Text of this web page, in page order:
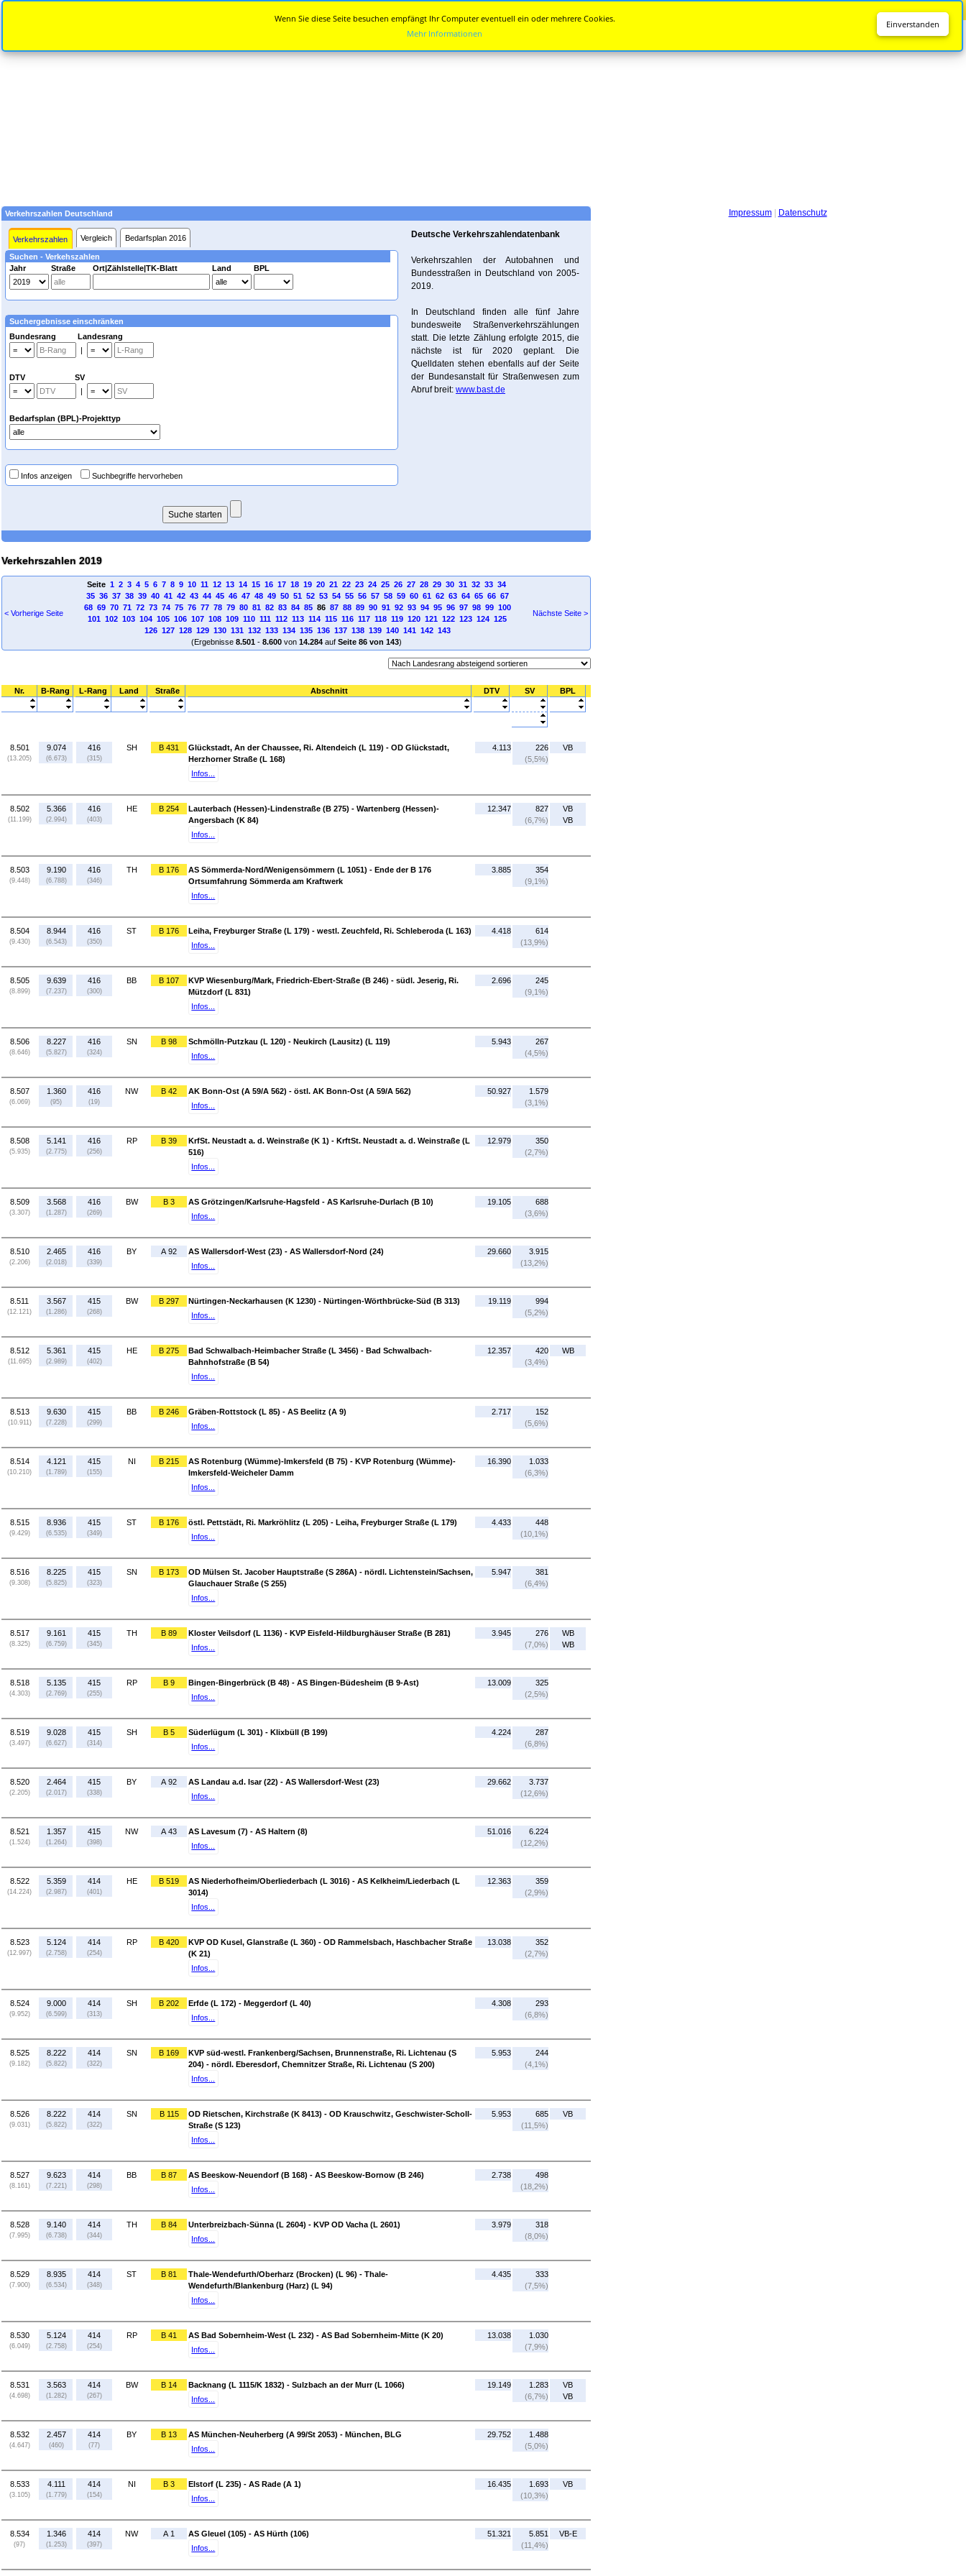
Verkehrszahlen Deutschland
Verkehrszahlen Vergleich Bedarfsplan 2016
Suchen - Verkehszahlen
Jahr
Straße Ort|Zählstelle|TK-Blatt Land BPL
Suchergebnisse einschränken
Bundesrang Landesrang
|
DTV SV
|
Bedarfsplan (BPL)-Projekttyp
Infos anzeigen Suchbegriffe hervorheben
Deutsche Verkehrszahlendatenbank
Verkehrszahlen der Autobahnen und
Bundesstraßen in Deutschland von 2005-
2019.
In Deutschland finden alle fünf Jahre
bundesweite Straßenverkehrszählungen
statt. Die letzte Zählung erfolgte 2015, die
nächste ist für 2020 geplant. Die
Quelldaten stehen ebenfalls auf der Seite
der Bundesanstalt für Straßenwesen zum
Abruf breit: www.bast.de
Verkehrszahlen 2019
< Vorherige Seite
Seite 1 2 3 4 5 6 7 8 9 10 11 12 13 14 15 16 17 18 19 20 21 22 23 24 25 26 27 28 29 30 31 32 33 34
35 36 37 38 39 40 41 42 43 44 45 46 47 48 49 50 51 52 53 54 55 56 57 58 59 60 61 62 63 64 65 66 67
68 69 70 71 72 73 74 75 76 77 78 79 80 81 82 83 84 8586 87 88 89 90 91 92 93 94 95 96 97 98 99 100
101 102 103 104 105 106 107 108 109 110 111 112 113 114 115 116 117 118 119 120 121 122 123 124 125
126 127 128 129 130 131 132 133 134 135 136 137 138 139 140 141 142 143
(Ergebnisse 8.501- 8.600von 14.284auf Seite 86 von 143)
Nächste Seite >
Nr. B-Rang L-Rang Land Straße Abschnitt DTV SV BPL
8.501
(13.205)
9.074
(6.673)
416
(315)
SH B 431
Glückstadt, An der Chaussee, Ri. Altendeich (L 119) - OD Glückstadt,
Herzhorner Straße (L 168)
Infos...
4.113
226
(5,5%)
VB
8.502
(11.199)
5.366
(2.994)
416
(403)
HE B 254
Lauterbach (Hessen)-Lindenstraße (B 275) - Wartenberg (Hessen)-
Angersbach (K 84)
Infos...
12.347
827
(6,7%)
VB
VB
8.503
(9.448)
9.190
(6.788)
416
(346)
TH B 176
AS Sömmerda-Nord/Wenigensömmern (L 1051) - Ende der B 176
Ortsumfahrung Sömmerda am Kraftwerk
Infos...
3.885
354
(9,1%)
8.504
(9.430)
8.944
(6.543)
416
(350)
ST B 176
Leiha, Freyburger Straße (L 179) - westl. Zeuchfeld, Ri. Schleberoda (L 163)
Infos...
4.418
614
(13,9%)
8.505
(8.899)
9.639
(7.237)
416
(300)
BB B 107
KVP Wiesenburg/Mark, Friedrich-Ebert-Straße (B 246) - südl. Jeserig, Ri.
Mützdorf (L 831)
Infos...
2.696
245
(9,1%)
8.506
(8.646)
8.227
(5.827)
416
(324)
SN B 98
Schmölln-Putzkau (L 120) - Neukirch (Lausitz) (L 119)
Infos...
5.943
267
(4,5%)
8.507
(6.069)
1.360
(95)
416
(19)
NW B 42
AK Bonn-Ost (A 59/A 562) - östl. AK Bonn-Ost (A 59/A 562)
Infos...
50.927
1.579
(3,1%)
8.508
(5.935)
5.141
(2.775)
416
(256)
RP B 39
KrfSt. Neustadt a. d. Weinstraße (K 1) - KrftSt. Neustadt a. d. Weinstraße (L
516)
Infos...
12.979
350
(2,7%)
8.509
(3.307)
3.568
(1.287)
416
(269)
BW B 3
AS Grötzingen/Karlsruhe-Hagsfeld - AS Karlsruhe-Durlach (B 10)
Infos...
19.105
688
(3,6%)
8.510
(2.206)
2.465
(2.018)
416
(339)
BY A 92
AS Wallersdorf-West (23) - AS Wallersdorf-Nord (24)
Infos...
29.660
3.915
(13,2%)
8.511
(12.121)
3.567
(1.286)
415
(268)
BW B 297
Nürtingen-Neckarhausen (K 1230) - Nürtingen-Wörthbrücke-Süd (B 313)
Infos...
19.119
994
(5,2%)
8.512
(11.695)
5.361
(2.989)
415
(402)
HE B 275
Bad Schwalbach-Heimbacher Straße (L 3456) - Bad Schwalbach-
Bahnhofstraße (B 54)
Infos...
12.357
420
(3,4%)
WB
8.513
(10.911)
9.630
(7.228)
415
(299)
BB B 246
Gräben-Rottstock (L 85) - AS Beelitz (A 9)
Infos...
2.717
152
(5,6%)
8.514
(10.210)
4.121
(1.789)
415
(155)
NI B 215
AS Rotenburg (Wümme)-Imkersfeld (B 75) - KVP Rotenburg (Wümme)-
Imkersfeld-Weicheler Damm
Infos...
16.390
1.033
(6,3%)
8.515
(9.429)
8.936
(6.535)
415
(349)
ST B 176
östl. Pettstädt, Ri. Markröhlitz (L 205) - Leiha, Freyburger Straße (L 179)
Infos...
4.433
448
(10,1%)
8.516
(9.308)
8.225
(5.825)
415
(323)
SN B 173
OD Mülsen St. Jacober Hauptstraße (S 286A) - nördl. Lichtenstein/Sachsen,
Glauchauer Straße (S 255)
Infos...
5.947
381
(6,4%)
8.517
(8.325)
9.161
(6.759)
415
(345)
TH B 89
Kloster Veilsdorf (L 1136) - KVP Eisfeld-Hildburghäuser Straße (B 281)
Infos...
3.945
276
(7,0%)
WB
WB
8.518
(4.303)
5.135
(2.769)
415
(255)
RP B 9
Bingen-Bingerbrück (B 48) - AS Bingen-Büdesheim (B 9-Ast)
Infos...
13.009
325
(2,5%)
8.519
(3.497)
9.028
(6.627)
415
(314)
SH B 5
Süderlügum (L 301) - Klixbüll (B 199)
Infos...
4.224
287
(6,8%)
8.520
(2.205)
2.464
(2.017)
415
(338)
BY A 92
AS Landau a.d. Isar (22) - AS Wallersdorf-West (23)
Infos...
29.662
3.737
(12,6%)
8.521
(1.524)
1.357
(1.264)
415
(398)
NW A 43
AS Lavesum (7) - AS Haltern (8)
Infos...
51.016
6.224
(12,2%)
8.522
(14.224)
5.359
(2.987)
414
(401)
HE B 519
AS Niederhofheim/Oberliederbach (L 3016) - AS Kelkheim/Liederbach (L
3014)
Infos...
12.363
359
(2,9%)
8.523
(12.997)
5.124
(2.758)
414
(254)
RP B 420
KVP OD Kusel, Glanstraße (L 360) - OD Rammelsbach, Haschbacher Straße
(K 21)
Infos...
13.038
352
(2,7%)
8.524
(9.952)
9.000
(6.599)
414
(313)
SH B 202
Erfde (L 172) - Meggerdorf (L 40)
Infos...
4.308
293
(6,8%)
8.525
(9.182)
8.222
(5.822)
414
(322)
SN B 169
KVP süd-westl. Frankenberg/Sachsen, Brunnenstraße, Ri. Lichtenau (S
204) - nördl. Eberesdorf, Chemnitzer Straße, Ri. Lichtenau (S 200)
Infos...
5.953
244
(4,1%)
8.526
(9.031)
8.222
(5.822)
414
(322)
SN B 115
OD Rietschen, Kirchstraße (K 8413) - OD Krauschwitz, Geschwister-Scholl-
Straße (S 123)
Infos...
5.953
685
(11,5%)
VB
8.527
(8.161)
9.623
(7.221)
414
(298)
BB B 87
AS Beeskow-Neuendorf (B 168) - AS Beeskow-Bornow (B 246)
Infos...
2.738
498
(18,2%)
8.528
(7.995)
9.140
(6.738)
414
(344)
TH B 84
Unterbreizbach-Sünna (L 2604) - KVP OD Vacha (L 2601)
Infos...
3.979
318
(8,0%)
8.529
(7.900)
8.935
(6.534)
414
(348)
ST B 81
Thale-Wendefurth/Oberharz (Brocken) (L 96) - Thale-
Wendefurth/Blankenburg (Harz) (L 94)
Infos...
4.435
333
(7,5%)
8.530
(6.049)
5.124
(2.758)
414
(254)
RP B 41
AS Bad Sobernheim-West (L 232) - AS Bad Sobernheim-Mitte (K 20)
Infos...
13.038
1.030
(7,9%)
8.531
(4.698)
3.563
(1.282)
414
(267)
BW B 14
Backnang (L 1115/K 1832) - Sulzbach an der Murr (L 1066)
Infos...
19.149
1.283
(6,7%)
VB
VB
8.532
(4.647)
2.457
(460)
414
(77)
BY B 13
AS München-Neuherberg (A 99/St 2053) - München, BLG
Infos...
29.752
1.488
(5,0%)
8.533
(3.105)
4.111
(1.779)
414
(154)
NI B 3
Elstorf (L 235) - AS Rade (A 1)
Infos...
16.435
1.693
(10,3%)
VB
8.534
(97)
1.346
(1.253)
414
(397)
NW A 1
AS Gleuel (105) - AS Hürth (106)
Infos...
51.321
5.851
(11,4%)
VB-E
Impressum| Datenschutz
Einverstanden
Wenn Sie diese Seite besuchen empfängt Ihr Computer eventuell ein oder mehrere Cookies.
Mehr Informationen